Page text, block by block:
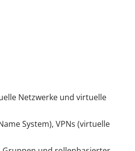
Netzwerke und virtuelle
System), VPNs (virtuelle